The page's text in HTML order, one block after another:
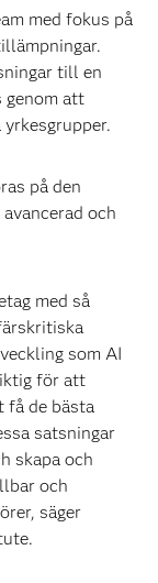
med fokus på
till en
genom att
på den
och
med så
som AI
för att
få de bästa
satsningar
skapa och
och
säger